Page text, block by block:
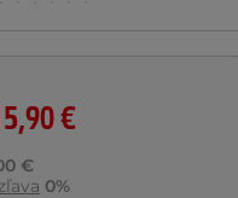
€
€
0%